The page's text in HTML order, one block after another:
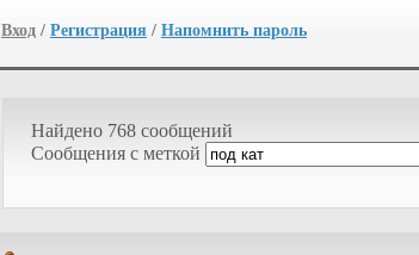
Вход / Регистрация / Напомнить пароль
Найдено 768 сообщений
Cообщения с меткой